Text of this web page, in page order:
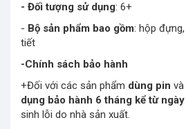
- Đối tượng sử dụng: 6+
- Bộ sản phẩm bao gồm: hộp
tiết
-Chính sách bảo hành
+Đối với các sản phẩm dùng pin và
dụng bảo hành 6 tháng kể từ ngày
sinh lỗi do nhà sản xuất.